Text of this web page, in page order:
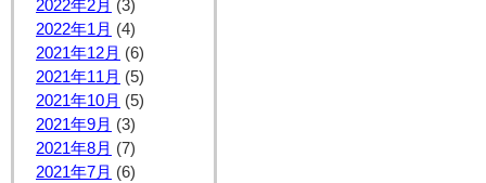
2022年2月 (3)
2022年1月 (4)
2021年12月 (6)
2021年11月 (5)
2021年10月 (5)
2021年9月 (3)
2021年8月 (7)
2021年7月 (6)